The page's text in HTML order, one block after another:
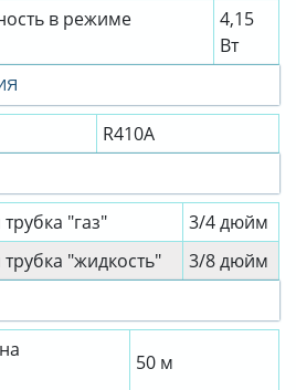
в режиме
4,15
Вт
R410A
"газ"
3/4 дюйм
"жидкость"
3/8 дюйм
50 м